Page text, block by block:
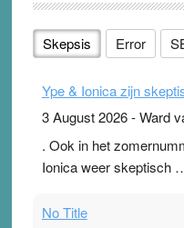
Skepsis Error
Ype & Ionica zijn
3 August 2026-Ward
. Ook in het
Ionica weer skeptisch
No Title